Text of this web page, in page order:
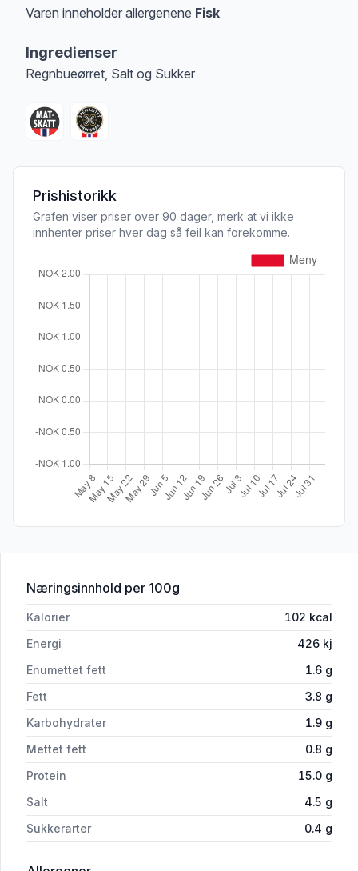
Varen inneholder allergenene Fisk
Ingredienser
Regnbueørret, Salt og Sukker
Prishistorikk
Grafen viser priser over 90 dager, merk at vi ikke
innhenter priser hver dag så feil kan forekomme.
Næringsinnhold for 'Rakfisk Filet Vellagret'
per 100g
Kalorier 102 kcal
Energi
426 kj
Enumettet fett
1.6 g
Fett
3.8 g
Karbohydrater
1.9 g
Mettet fett
0.8 g
Protein
15.0 g
Salt
4.5 g
Sukkerarter
0.4 g